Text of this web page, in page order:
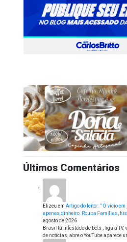
Últimos Comentários
Elizeu em Artigo do leitor: ” O vício
apenas dinheiro. Rouba Famílias,
agosto de 2026
Brasil tá infestado de bets , liga a
de notícias, abre o YouTube aparece